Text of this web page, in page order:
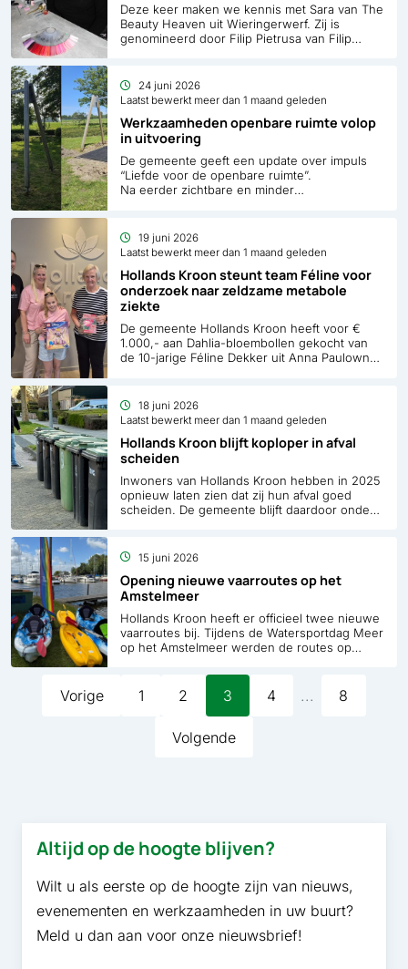
Deze keer maken we kennis met Sara van The
Beauty Heaven uit Wieringerwerf. Zij is
genomineerd door Filip Pietrusa van Filip
Werkzaamheden openbare ruimte volop
in uitvoering
24 juni 2026
Laatst bewerkt meer dan 1 maand geleden
De gemeente geeft een update over impuls
“Liefde voor de openbare ruimte”.
Na eerder zichtbare en minder
jaar verschoven naar Anna Paulowna en
Niedorp. Ook krijgt de nieuwe manier van
werken steeds meer vorm. Met een jaarlijkse
investering van 2 miljoen euro in 2025 en
2026 wordt ingezet op het wegwerken van
achterstanden en het verbeteren van de
kwaliteit van de openbare ruimte.
Hollands Kroon steunt team Féline voor
onderzoek naar zeldzame metabole
ziekte
19 juni 2026
Laatst bewerkt meer dan 1 maand geleden
De gemeente Hollands Kroon heeft voor €
1.000,- aan Dahlia-bloembollen gekocht van
de 10-jarige Féline Dekker uit Anna Paulowna.
ARS-deficiëntie, een zeldzame metabole
ziekte waar de jonge Féline dagelijks mee
Hollands Kroon blijft koploper in afval
scheiden
18 juni 2026
Laatst bewerkt meer dan 1 maand geleden
Inwoners van Hollands Kroon hebben in 2025
opnieuw laten zien dat zij hun afval goed
scheiden. De gemeente blijft daardoor onder
Kroon bij de best presterende gemeenten
binnen HVC.
Opening nieuwe vaarroutes op het
Amstelmeer
15 juni 2026
Hollands Kroon heeft er officieel twee nieuwe
vaarroutes bij. Tijdens de Watersportdag Meer
op het Amstelmeer werden de routes op
Bezoekers kwamen naar De Haukes,
het Amstelmeerkanaal en Van Ewijcksluis om
kennis te maken met de nieuwe routes en
verschillende watersportactiviteiten.
Vorige Pagina
1 Pagina
2 Pagina
3 Pagina
4 ... Pagina
8
Volgende
Altijd op de hoogte blijven?
Wilt u als eerste op de hoogte zijn van nieuws,
evenementen en werkzaamheden in uw buurt?
Meld u dan aan voor onze nieuwsbrief!